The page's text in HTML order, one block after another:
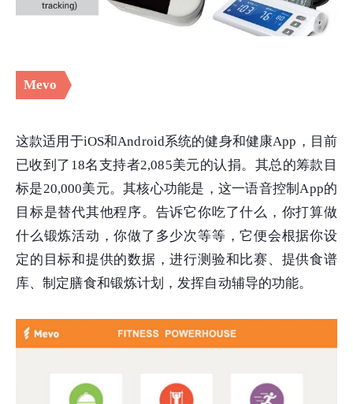
Mevo
这款适用于iOS和Android系统的健身和健康App，目前
已收到了18名支持者2,085美元的认捐。其总的筹款目
标是20,000美元。其核心功能是，这一语音控制App的
目标是替代其他程序。告诉它你吃了什么，你打算做
什么锻炼活动，你做了多少次等等，它便会根据你设
定的目标和提供的数据，进行测验和比赛、提供食谱
库、制定膳食和锻炼计划，发挥自动辅导的功能。